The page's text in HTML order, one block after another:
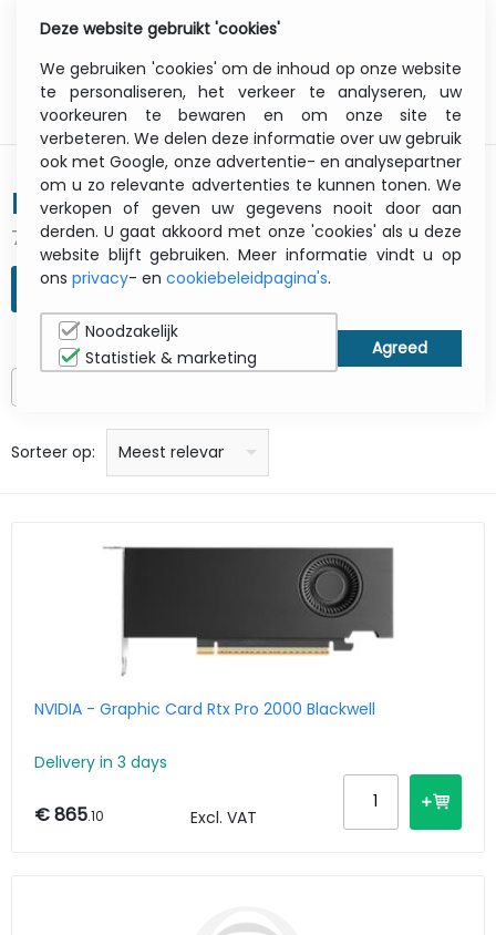
NVIDIA
786 gevonden resultaten
ZOEKOPDRACHT VERFIJNEN
Sorteer op: prijs: laag naar hoog
prijs: Hoog naar laag
Alfabetisch: A - Z
Alfabetisch: Z - A
Fabricant
Meest relevant
NVIDIA - Graphic Card Rtx Pro 2000 Blackwell
Delivery in 3 days
€ 865.10 Excl. VAT
Deze website gebruikt 'cookies'
We gebruiken 'cookies' om de inhoud op onze website
te personaliseren, het verkeer te analyseren, uw
voorkeuren te bewaren en om onze site te
verbeteren. We delen deze informatie over uw gebruik
ook met Google, onze advertentie- en analysepartner
om u zo relevante advertenties te kunnen tonen. We
verkopen of geven uw gegevens nooit door aan
derden. U gaat akkoord met onze 'cookies' als u deze
website blijft gebruiken. Meer informatie vindt u op
ons privacy- en cookiebeleidpagina's.
Noodzakelijk
Statistiek & marketing